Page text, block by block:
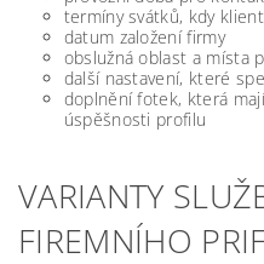
termíny svátků, kdy
datum založení firmy
obslužná oblast a místa
další nastavení, které
doplnění fotek, která
úspěšnosti profilu
VARIANTY
FIREMNÍHO